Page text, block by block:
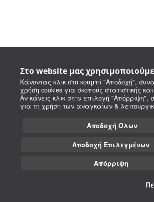
Στο website μας
Κάνοντας κλικ στο κουμπί "Αποδοχή",
χρήση cookies για σκοπούς στατιστικής
Αν κάνεις κλικ στην επιλογή "Απόρριψη",
για τη χρήση των αναγκαίων &
Αποδοχή Όλων
Αποδοχή Επιλεγμένων
Απόρριψη